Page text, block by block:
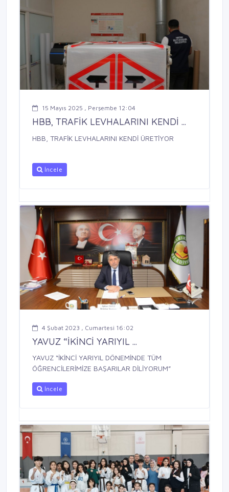
15 Mayıs 2025 , Perşembe 12:04
HBB, TRAFİK LEVHALARINI KENDİ ...
HBB, TRAFİK LEVHALARINI KENDİ ÜRETİYOR
İncele
4 Şubat 2023 , Cumartesi 16:02
YAVUZ “İKİNCİ YARIYIL ...
YAVUZ “İKİNCİ YARIYIL DÖNEMİNDE TÜM
ÖĞRENCİLERİMİZE BAŞARILAR DİLİYORUM”
İncele